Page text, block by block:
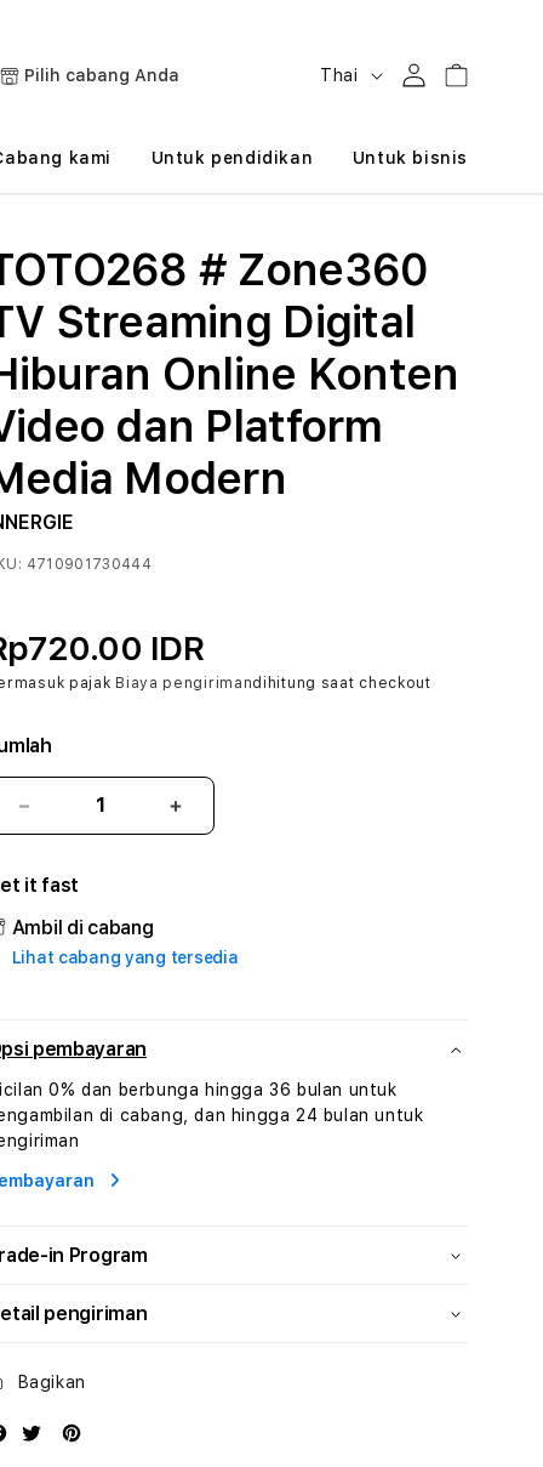
Pilih cabang Anda
B
h
a
Thai MasukKeranjang
kami Untuk pendidikan Untuk bisnis
# Zone360
Streaming Digital
Online Konten
dan Platform
Modern
4710901730444
IDR
pajak Biaya pengirimandihitung saat checkout
Kurangi
jumlah
TOTO268
#
Zone360
TV
Hiburan
Konten
Video
dan
Platform
Media
Tambah
jumlah
Zone360
TV
Konten
Video
it fast
Ambil di cabang
Lihat cabang yang tersedia
pembayaran
0% dan berbunga hingga 36 bulan untuk
di cabang, dan hingga 24 bulan untuk
in Program
pengiriman
Bagikan